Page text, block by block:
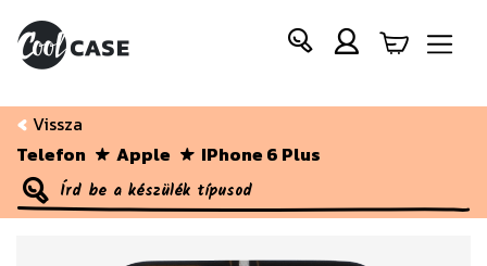
Vissza
Telefon
Apple IPhone 6 Plus